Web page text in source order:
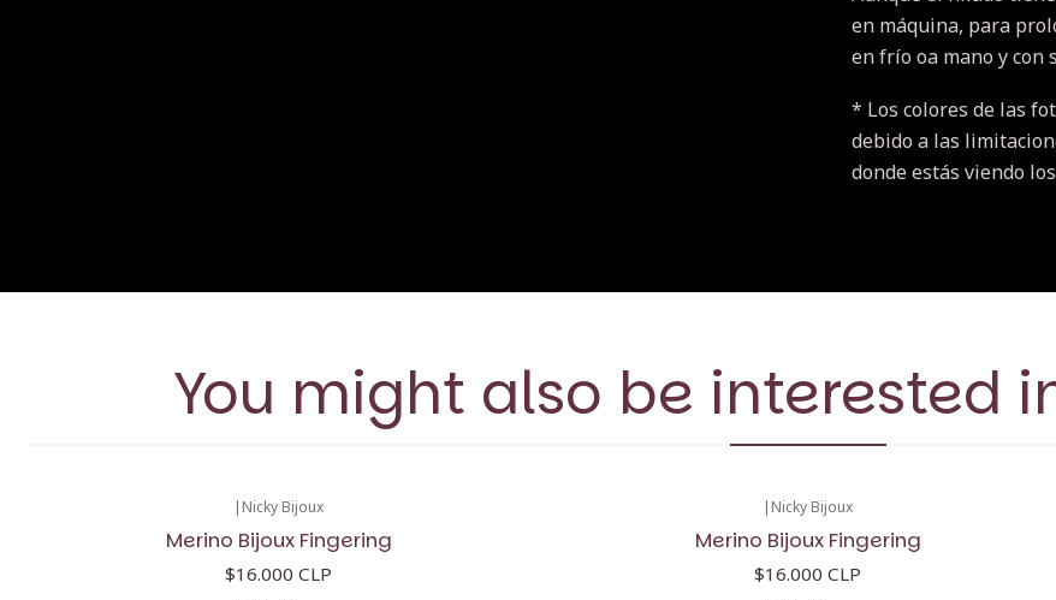
en máquina, para
en frío oa mano y con
* Los colores de las
debido a las
donde estás viendo
You might also be interested
| Nicky Bijoux
Merino Bijoux Fingering
$16.000 CLP
| Nicky Bijoux
Merino Bijoux Fingering
$16.000 CLP